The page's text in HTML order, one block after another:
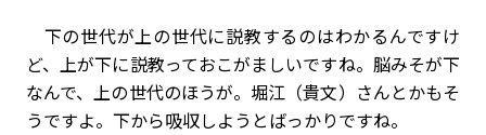
下の世代が上の世代に説教するのはわかるんですけ
ど、上が下に説教っておこがましいですね。脳みそが下
なんで、上の世代のほうが。堀江（貴文）さんとかもそ
うですよ。下から吸収しようとばっかりですね。